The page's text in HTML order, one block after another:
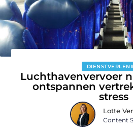
Luchthavenvervoer
ontspannen
stress
Lotte
Content